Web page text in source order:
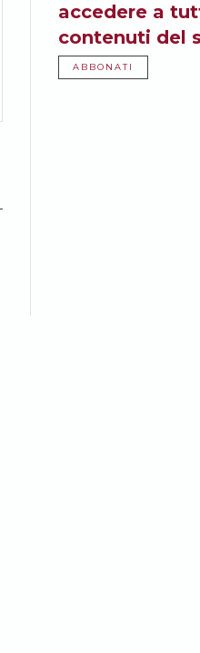
accedere a
contenuti del
ABBONATI